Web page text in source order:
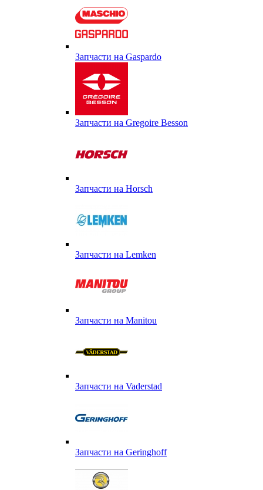
Запчасти на Gaspardo
Запчасти на Gregoire Besson
Запчасти на Horsch
Запчасти на Lemken
Запчасти на Manitou
Запчасти на Vaderstad
Запчасти на Geringhoff